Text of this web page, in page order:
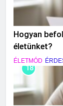
Hogyan
életünket?
ÉLETMÓD
18